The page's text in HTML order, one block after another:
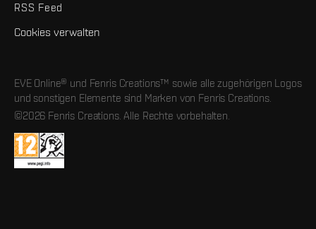
RSS Feed
Cookies verwalten
EVE Online® und Fenris Creations™ sowie alle zugehörigen Logos
und sonstigen Elemente sind Marken von Fenris Creations.
©2026 Fenris Creations. Alle Rechte vorbehalten.